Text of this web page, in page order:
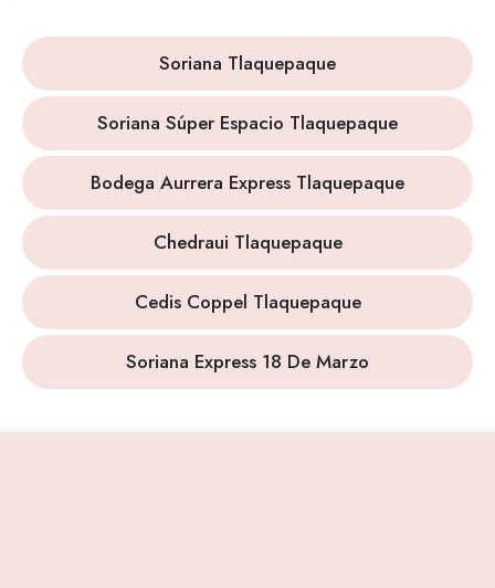
Soriana Tlaquepaque
Soriana Súper Espacio Tlaquepaque
Bodega Aurrera Express Tlaquepaque
Chedraui Tlaquepaque
Cedis Coppel Tlaquepaque
Soriana Express 18 De Marzo